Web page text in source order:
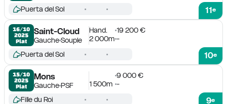
11e
Puerta del Sol
16/10
2025
Plat
Saint-Cloud
GaucheSouple
Hand.
19 200 €
2 000m -
10e
Puerta del Sol
15/10
2025
Plat
Mons
GauchePSF
9 000 €
1 500m -
9e
Fille du Roi